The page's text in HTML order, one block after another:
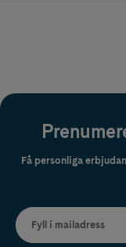
Få personliga
Fyll i mailadress